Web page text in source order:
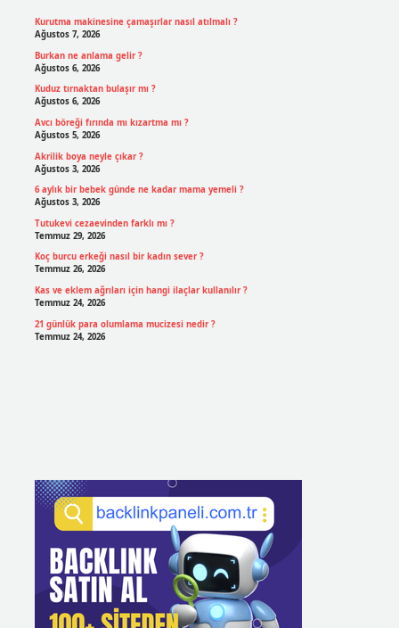
Kurutma makinesine çamaşırlar nasıl atılmalı ?
Ağustos 7, 2026
Burkan ne anlama gelir ?
Ağustos 6, 2026
Kuduz tırnaktan bulaşır mı ?
Ağustos 6, 2026
Avcı böreği fırında mı kızartma mı ?
Ağustos 5, 2026
Akrilik boya neyle çıkar ?
Ağustos 3, 2026
6 aylık bir bebek günde ne kadar mama yemeli ?
Ağustos 3, 2026
Tutukevi cezaevinden farklı mı ?
Temmuz 29, 2026
Koç burcu erkeği nasıl bir kadın sever ?
Temmuz 26, 2026
Kas ve eklem ağrıları için hangi ilaçlar kullanılır ?
Temmuz 24, 2026
21 günlük para olumlama mucizesi nedir ?
Temmuz 24, 2026